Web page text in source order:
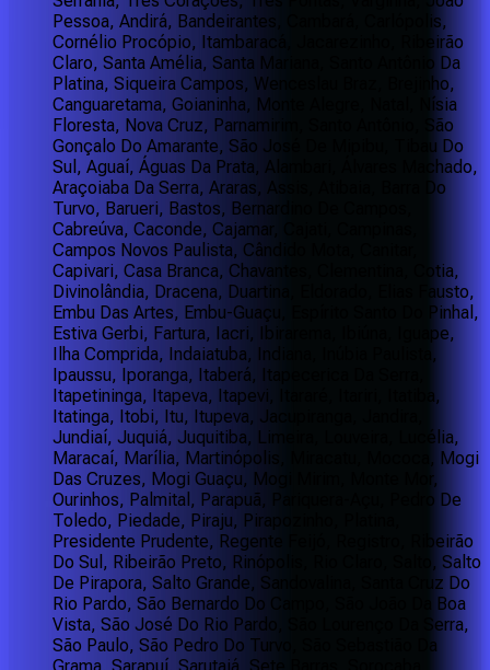
Pessoa, Andirá, Bandeirantes, Cambará, Carlópolis,
Cornélio Procópio, Itambaracá, Jacarezinho, Ribeirão
Claro, Santa Amélia, Santa Mariana, Santo Antônio Da
Platina, Siqueira Campos, Wenceslau Braz, Brejinho,
Canguaretama, Goianinha, Monte Alegre, Natal, Nísia
Floresta, Nova Cruz, Parnamirim, Santo Antônio, São
Gonçalo Do Amarante, São José De Mipibu, Tibau Do
Sul, Aguaí, Águas Da Prata, Alambari, Álvares Machado,
Araçoiaba Da Serra, Araras, Assis, Atibaia, Barra Do
Turvo, Barueri, Bastos, Bernardino De Campos,
Cabreúva, Caconde, Cajamar, Cajati, Campinas,
Campos Novos Paulista, Cândido Mota, Canitar,
Capivari, Casa Branca, Chavantes, Clementina, Cotia,
Divinolândia, Dracena, Duartina, Eldorado, Elias Fausto,
Embu Das Artes, Embu-Guaçu, Espírito Santo Do Pinhal,
Estiva Gerbi, Fartura, Iacri, Ibirarema, Ibiúna, Iguape,
Ilha Comprida, Indaiatuba, Indiana, Inúbia Paulista,
Ipaussu, Iporanga, Itaberá, Itapecerica Da Serra,
Itapetininga, Itapeva, Itapevi, Itararé, Itariri, Itatiba,
Itatinga, Itobi, Itu, Itupeva, Jacupiranga, Jandira,
Jundiaí, Juquiá, Juquitiba, Limeira, Louveira, Lucélia,
Maracaí, Marília, Martinópolis, Miracatu, Mococa, Mogi
Das Cruzes, Mogi Guaçu, Mogi Mirim, Monte Mor,
Ourinhos, Palmital, Parapuã, Pariquera-Açu, Pedro De
Toledo, Piedade, Piraju, Pirapozinho, Platina,
Presidente Prudente, Regente Feijó, Registro, Ribeirão
Do Sul, Ribeirão Preto, Rinópolis, Rio Claro, Salto, Salto
De Pirapora, Salto Grande, Sandovalina, Santa Cruz Do
Rio Pardo, São Bernardo Do Campo, São João Da Boa
Vista, São José Do Rio Pardo, São Lourenço Da Serra,
São Paulo, São Pedro Do Turvo, São Sebastião Da